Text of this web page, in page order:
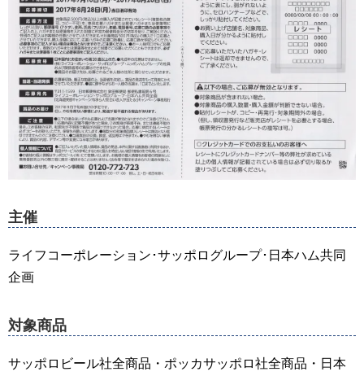
主催
ライフコーポレーション･サッポログループ･日本ハム共同
企画
対象商品
サッポロビール社全商品・ポッカサッポロ社全商品・日本